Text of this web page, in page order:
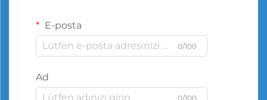
E-posta
0/100
Ad
0/100